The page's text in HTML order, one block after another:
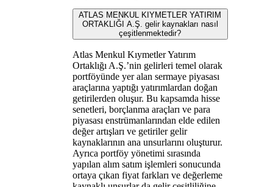
ATLAS MENKUL KIYMETLER YATIRIM
ORTAKLIĞI A.Ş. gelir kaynakları nasıl
çeşitlenmektedir?
Atlas Menkul Kıymetler Yatırım
Ortaklığı A.Ş.’nin gelirleri temel olarak
portföyünde yer alan sermaye piyasası
araçlarına yaptığı yatırımlardan doğan
getirilerden oluşur. Bu kapsamda hisse
senetleri, borçlanma araçları ve para
piyasası enstrümanlarından elde edilen
değer artışları ve getiriler gelir
kaynaklarının ana unsurlarını oluşturur.
Ayrıca portföy yönetimi sırasında
yapılan alım satım işlemleri sonucunda
ortaya çıkan fiyat farkları ve değerleme